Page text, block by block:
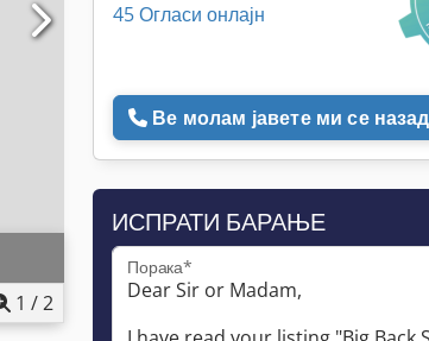
1 /2
45 Огласи онлајн
Ве молам јавете ми се
ИСПРАТИ БАРАЊЕ
Порака*